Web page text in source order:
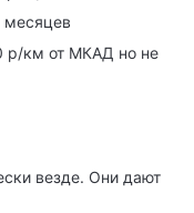
месяцев
р/км от МКАД но не
везде. Они дают